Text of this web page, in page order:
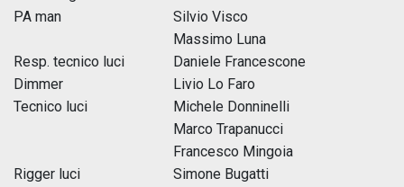
PA man
Silvio Visco
Massimo Luna
Resp. tecnico luci
Daniele Francescone
Dimmer
Livio Lo Faro
Tecnico luci
Michele Donninelli
Marco Trapanucci
Francesco Mingoia
Rigger luci
Simone Bugatti